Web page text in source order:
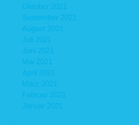
Oktober 2021
September 2021
August 2021
Juli 2021
Juni 2021
Mai 2021
April 2021
März 2021
Februar 2021
Januar 2021